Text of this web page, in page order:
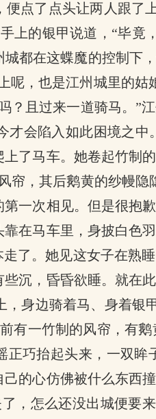
点了点头让两人跟
上的银甲说道，“毕
都在这蝶魔的控制下
呢，也是江州城里的
？且过来一道骑马。
才会陷入如此困境之
了马车。她卷起竹制
帘，其后鹅黄的纱幔
一次相见。但是很抱
在马车里，身披白色
了。她见这女子在
沉，昏昏欲睡。就在
身边骑着马、身着
有一竹制的风帘，有
巧抬起头来，一双
的心仿佛被什么东
，怎么还没出城便要